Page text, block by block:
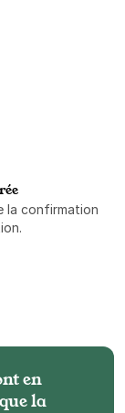
la confirmation
en
la